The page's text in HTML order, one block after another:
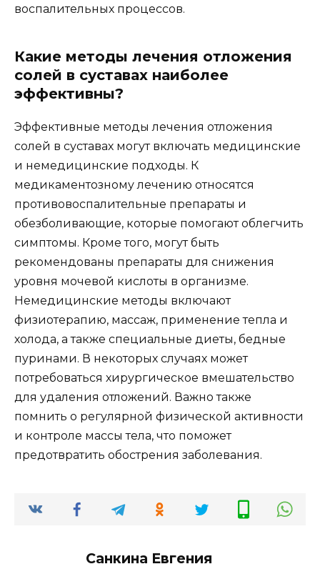
воспалительных процессов.
Какие методы лечения отложения
солей в суставах наиболее
эффективны?
Эффективные методы лечения отложения
солей в суставах могут включать медицинские
и немедицинские подходы. К
медикаментозному лечению относятся
противовоспалительные препараты и
обезболивающие, которые помогают облегчить
симптомы. Кроме того, могут быть
рекомендованы препараты для снижения
уровня мочевой кислоты в организме.
Немедицинские методы включают
физиотерапию, массаж, применение тепла и
холода, а также специальные диеты, бедные
пуринами. В некоторых случаях может
потребоваться хирургическое вмешательство
для удаления отложений. Важно также
помнить о регулярной физической активности
и контроле массы тела, что поможет
предотвратить обострения заболевания.
Санкина Евгения